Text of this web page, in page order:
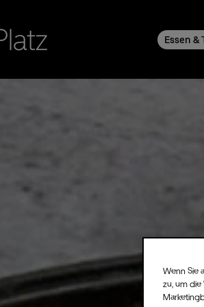
Essen &
Wenn Sie
zu, um